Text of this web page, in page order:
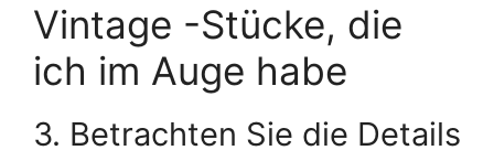
Vintage -Stücke, die
ich im Auge habe
3. Betrachten Sie die Details